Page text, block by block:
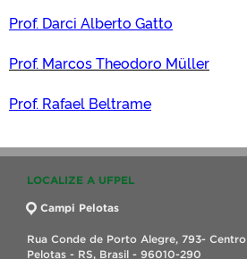
Prof. Darci Alberto Gatto
Prof. Marcos Theodoro Müller
Prof. Rafael Beltrame
LOCALIZE A UFPEL
Campi Pelotas
Rua Conde de Porto Alegre, 793- Centro
Pelotas - RS, Brasil - 96010-290